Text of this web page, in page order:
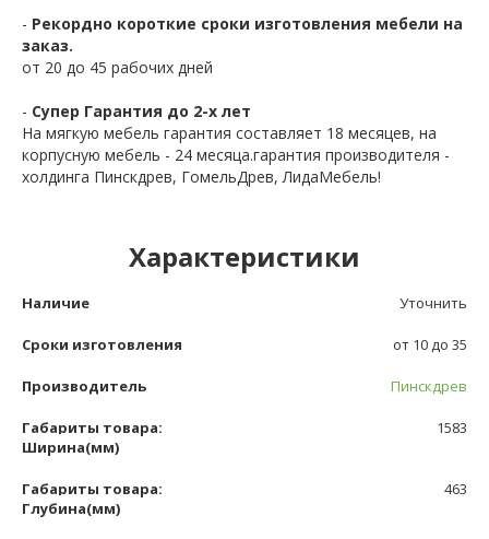
- Рекордно короткие сроки изготовления мебели на
заказ.
от 20 до 45 рабочих дней
- Супер Гарантия до 2-х лет
На мягкую мебель гарантия составляет 18 месяцев, на
корпусную мебель - 24 месяца.гарантия производителя -
холдинга Пинскдрев, ГомельДрев, ЛидаМебель!
Характеристики
Наличие Уточнить
Сроки изготовления от 10 до 35
Производитель Пинскдрев
Габариты товара:
Ширина(мм)
1583
Габариты товара:
Глубина(мм)
463